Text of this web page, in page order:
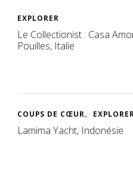
EXPLORER
Le Collectionist : Casa
Pouilles, Italie
COUPS DE CŒUR
Lamima Yacht, Indonésie